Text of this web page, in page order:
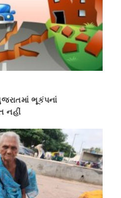
ભૂકંપનાં
નહીં